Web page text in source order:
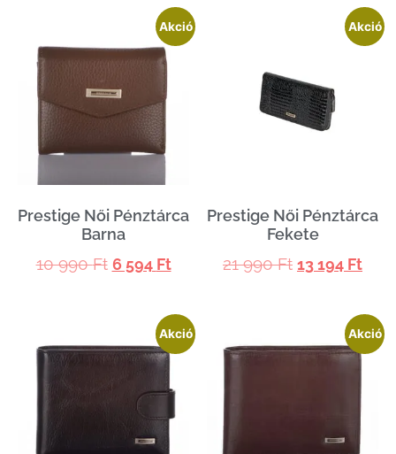
Akció
Prestige Női Pénztárca
Barna
10 990Ft 6 594 Ft
Akció
Prestige Női Pénztárca
Fekete
21 990Ft 13 194 Ft
Akció Akció